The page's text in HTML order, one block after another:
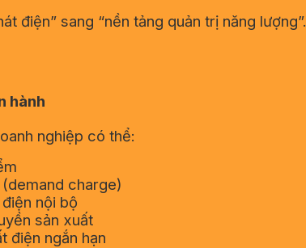
điện” sang “nền tảng quản trị năng lượng”.
hành
nghiệp có thể:
charge)
nội bộ
sản xuất
điện ngắn hạn